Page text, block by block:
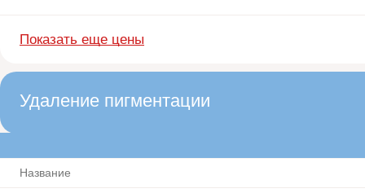
Показать еще цены
Удаление пигментации
Название